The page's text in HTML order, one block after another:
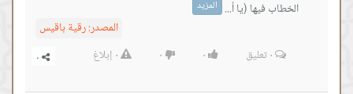
الخطاب فيها (يا أ... المزيد
المصدر:رقية باقيس
٠تعليق ٠ ٠ ٠ إبلاغ